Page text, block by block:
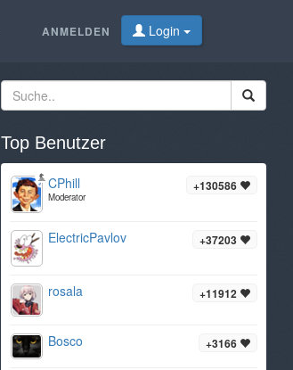
ANMELDEN Login
Top Benutzer
+130586
CPhill
Moderator
+37203
ElectricPavlov
+11912
rosala
+3166
Bosco